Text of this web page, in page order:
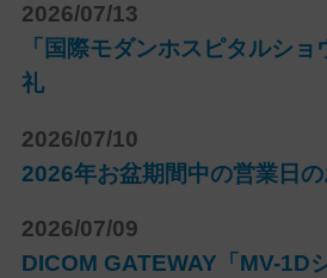
2026/07/13
「国際モダンホスピタルシ
礼
2026/07/10
2026年お盆期間中の営業日
2026/07/09
DICOM GATEWAY「MV-1D